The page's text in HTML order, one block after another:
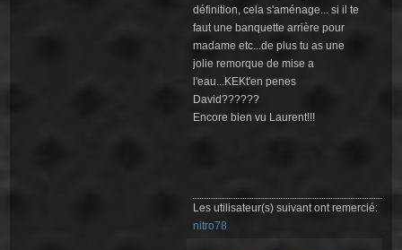
définition, cela s'aménage... si il te
faut une banquette arrière pour
madame etc...de plus tu as une
jolie remorque de mise a
l'eau...KEKt'en penes
David??????
Encore bien vu Laurent!!!
Les utilisateur(s) suivant ont remercié:
nitro78